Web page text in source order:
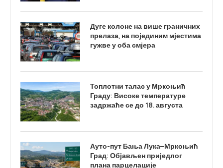
Дуге колоне на више граничних
прелаза, на појединим мјестима
гужве у оба смјера
Топлотни талас у Мркоњић
Граду: Високе температуре
задржаће се до 18. августа
Ауто-пут Бања Лука–Мркоњић
Град: Објављен приједлог
плана парцелације